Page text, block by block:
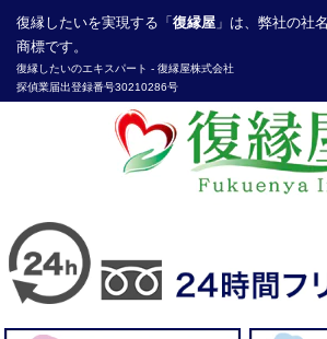
復縁したいを実現する「 復縁屋 」は、弊社の社
商標です。
復縁したいのエキスパート - 復縁屋株式会社
探偵業届出登録番号30210286号